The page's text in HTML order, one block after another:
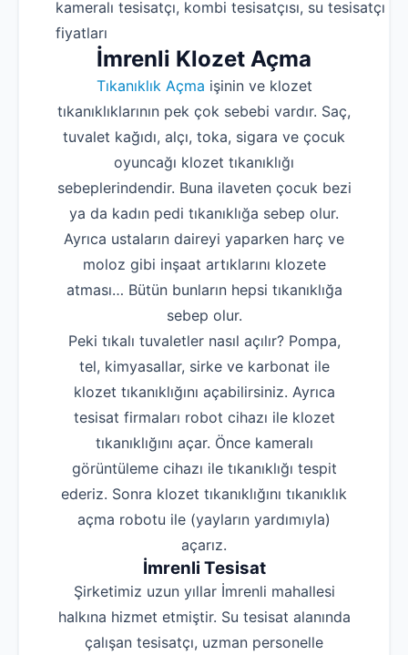
kameralı tesisatçı, kombi tesisatçısı, su tesisatçı
fiyatları
İmrenli Klozet Açma
Tıkanıklık Açma işinin ve klozet
tıkanıklıklarının pek çok sebebi vardır. Saç,
tuvalet kağıdı, alçı, toka, sigara ve çocuk
oyuncağı klozet tıkanıklığı
sebeplerindendir. Buna ilaveten çocuk bezi
ya da kadın pedi tıkanıklığa sebep olur.
Ayrıca ustaların daireyi yaparken harç ve
moloz gibi inşaat artıklarını klozete
atması… Bütün bunların hepsi tıkanıklığa
sebep olur.
Peki tıkalı tuvaletler nasıl açılır? Pompa,
tel, kimyasallar, sirke ve karbonat ile
klozet tıkanıklığını açabilirsiniz. Ayrıca
tesisat firmaları robot cihazı ile klozet
tıkanıklığını açar. Önce kameralı
görüntüleme cihazı ile tıkanıklığı tespit
ederiz. Sonra klozet tıkanıklığını tıkanıklık
açma robotu ile (yayların yardımıyla)
açarız.
İmrenli Tesisat
Şirketimiz uzun yıllar İmrenli mahallesi
halkına hizmet etmiştir. Su tesisat alanında
çalışan tesisatçı, uzman personelle